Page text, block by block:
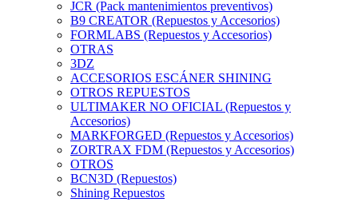
JCR (Pack mantenimientos preventivos)
B9 CREATOR (Repuestos y Accesorios)
FORMLABS (Repuestos y Accesorios)
OTRAS
3DZ
ACCESORIOS ESCÁNER SHINING
OTROS REPUESTOS
ULTIMAKER NO OFICIAL (Repuestos y
Accesorios)
MARKFORGED (Repuestos y Accesorios)
ZORTRAX FDM (Repuestos y Accesorios)
OTROS
BCN3D (Repuestos)
Shining Repuestos